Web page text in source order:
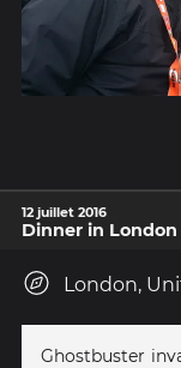
12 juillet 2016
Dinner in London
London,
Ghostbuster